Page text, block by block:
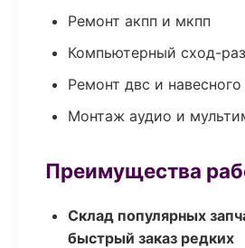
Ремонт акпп и мкпп
Компьютерный сход-
Ремонт двс и
Монтаж аудио и
Преимущества
Склад популярных
быстрый заказ редких